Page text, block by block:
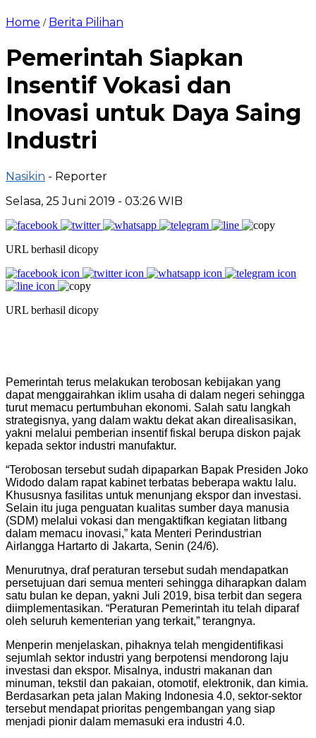
Home / Berita Pilihan
Pemerintah Siapkan
Insentif Vokasi dan
Inovasi untuk Daya Saing
Industri
Nasikin - Reporter
Selasa, 25 Juni 2019 - 03:26 WIB
URL berhasil dicopy
URL berhasil dicopy
Pemerintah terus melakukan terobosan kebijakan yang
dapat menggairahkan iklim usaha di dalam negeri sehingga
turut memacu pertumbuhan ekonomi. Salah satu langkah
strategisnya, yang dalam waktu dekat akan direalisasikan,
yakni melalui pemberian insentif fiskal berupa diskon pajak
kepada sektor industri manufaktur.
“Terobosan tersebut sudah dipaparkan Bapak Presiden Joko
Widodo dalam rapat kabinet terbatas beberapa waktu lalu.
Khususnya fasilitas untuk menunjang ekspor dan investasi.
Selain itu juga penguatan kualitas sumber daya manusia
(SDM) melalui vokasi dan mengaktifkan kegiatan litbang
dalam memacu inovasi,” kata Menteri Perindustrian
Airlangga Hartarto di Jakarta, Senin (24/6).
Menurutnya, draf peraturan tersebut sudah mendapatkan
persetujuan dari semua menteri sehingga diharapkan dalam
satu bulan ke depan, yakni Juli 2019, bisa terbit dan segera
diimplementasikan. “Peraturan Pemerintah itu telah diparaf
oleh seluruh kementerian yang terkait,” terangnya.
Menperin menjelaskan, pihaknya telah mengidentifikasi
sejumlah sektor industri yang berpotensi mendorong laju
investasi dan ekspor. Misalnya, industri makanan dan
minuman, tekstil dan pakaian, otomotif, elektronik, dan kimia.
Berdasarkan peta jalan Making Indonesia 4.0, sektor-sektor
tersebut mendapat prioritas pengembangan yang siap
menjadi pionir dalam memasuki era industri 4.0.